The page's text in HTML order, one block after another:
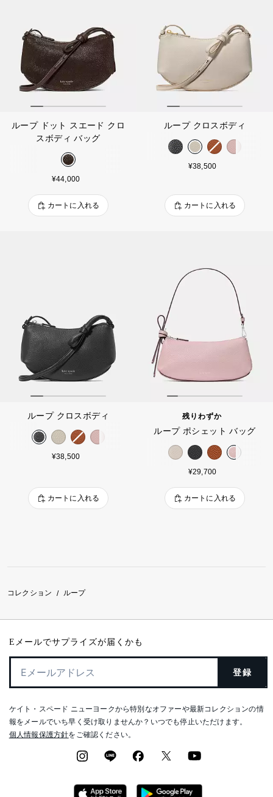
ループ ドット スエード クロ
スボディ バッグ
¥44,000
カートに入れる
ループ クロスボディ
¥38,500
カートに入れる
ループ クロスボディ
¥38,500
カートに入れる
残りわずか
ループ ポシェット バッグ
¥29,700
カートに入れる
コレクション / ループ
Eメールでサプライズが届くかも
登録
ケイト・スペード ニューヨークから特別なオファーや最新コレクションの情
報をメールでいち早く受け取りませんか？いつでも停止いただけます。
個人情報保護方針をご確認ください。